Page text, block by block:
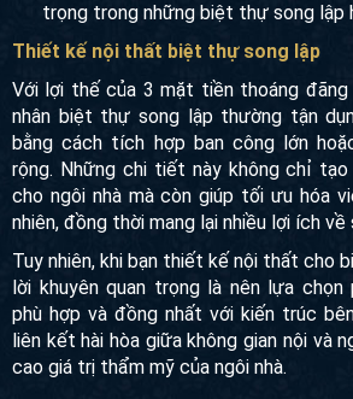
quan trọng trong những biệt thự
Thiết kế nội thất biệt thự song lập
Với lợi thế của 3 mặt tiền thoáng đãng
nhân biệt thự song lập thường tận
bằng cách tích hợp ban công lớn
rộng. Những chi tiết này không chỉ
cho ngôi nhà mà còn giúp tối ưu hóa
nhiên, đồng thời mang lại nhiều lợi ích
Tuy nhiên, khi bạn thiết kế nội thất cho
lời khuyên quan trọng là nên lựa
phù hợp và đồng nhất với kiến trúc
liên kết hài hòa giữa không gian nội
nâng cao giá trị thẩm mỹ của ngôi nhà.